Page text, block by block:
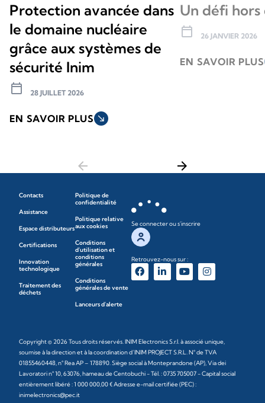
Protection avancée dans
le domaine nucléaire
grâce aux systèmes de
sécurité Inim
calendar_today 28 JUILLET 2026
EN SAVOIR PLUS south_east
Un défi
calendar_today 26 JANVIER 2026
EN SAVOIR PLUS
arrow_back arrow_forward
Contacts
Assistance
Espace distributeurs
Certifications
Innovation
technologique
Traitement des
déchets
Politique de
confidentialité
Politique relative
aux cookies
Conditions
d'utilisation et
conditions
générales
Conditions
générales de vente
Lanceurs d'alerte
Se connecter ou s'inscrire
Retrouvez-nous sur :
Copyright © 2026 Tous droits réservés. INIM Electronics S.r.l. à associé unique,
soumise à la direction et à la coordination d’INIM PROJECT S.R.L. N° de TVA
01855460448, n° Rea AP – 178890. Siège social à Monteprandone (AP), Via dei
Lavoratori n° 10, 63076, hameau de Centobuchi - Tél. : 0735 705007 - Capital social
entièrement libéré : 1 000 000,00 € Adresse e-mail certifiée (PEC) :
inimelectronics@pec.it